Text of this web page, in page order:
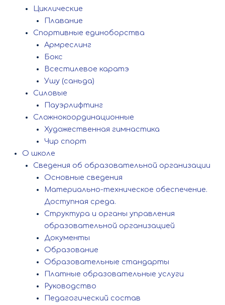
Циклические
Плавание
Спортивные единоборства
Армреслинг
Бокс
Всестилевое каратэ
Ушу (саньда)
Силовые
Пауэрлифтинг
Сложнокоординационные
Художественная гимнастика
Чир спорт
О школе
Сведения об образовательной организации
Основные сведения
Материально-техническое обеспечение.
Доступная среда.
Структура и органы управления
образовательной организацией
Документы
Образование
Образовательные стандарты
Платные образовательные услуги
Руководство
Педагогический состав